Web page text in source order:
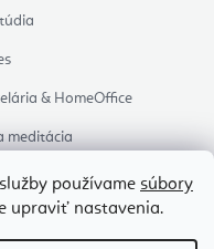
používame súbory
upraviť nastavenia.
& HomeOffice
meditácia
spánok